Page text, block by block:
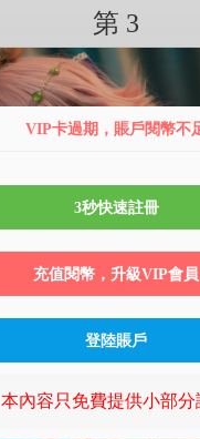
第 3
VIP卡過期，賬戶閱幣不
3秒快速註冊
充值閱幣，升級VIP會員
登陸賬戶
本內容只免費提供小部分